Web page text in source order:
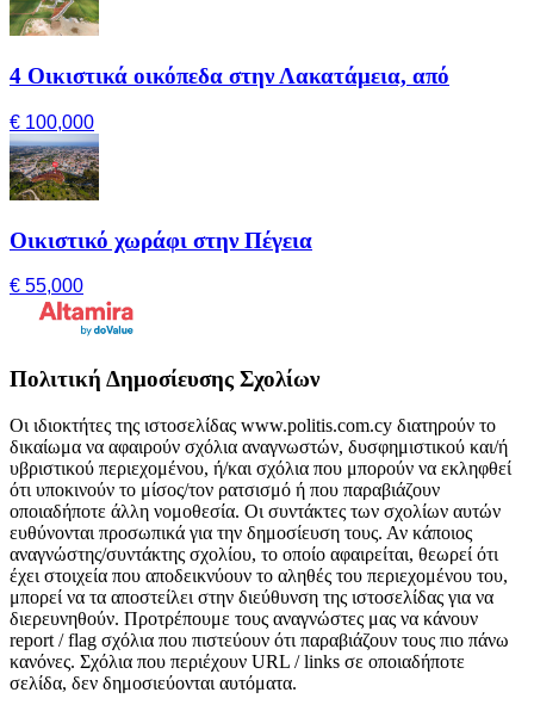
4 Οικιστικά οικόπεδα στην Λακατάμεια, από
€ 100,000
Οικιστικό χωράφι στην Πέγεια
€ 55,000
Πολιτική Δημοσίευσης Σχολίων
Οι ιδιοκτήτες της ιστοσελίδας www.politis.com.cy διατηρούν το
δικαίωμα να αφαιρούν σχόλια αναγνωστών, δυσφημιστικού και/ή
υβριστικού περιεχομένου, ή/και σχόλια που μπορούν να εκληφθεί
ότι υποκινούν το μίσος/τον ρατσισμό ή που παραβιάζουν
οποιαδήποτε άλλη νομοθεσία. Οι συντάκτες των σχολίων αυτών
ευθύνονται προσωπικά για την δημοσίευση τους. Αν κάποιος
αναγνώστης/συντάκτης σχολίου, το οποίο αφαιρείται, θεωρεί ότι
έχει στοιχεία που αποδεικνύουν το αληθές του περιεχομένου του,
μπορεί να τα αποστείλει στην διεύθυνση της ιστοσελίδας για να
διερευνηθούν. Προτρέπουμε τους αναγνώστες μας να κάνουν
report / flag σχόλια που πιστεύουν ότι παραβιάζουν τους πιο πάνω
κανόνες. Σχόλια που περιέχουν URL / links σε οποιαδήποτε
σελίδα, δεν δημοσιεύονται αυτόματα.